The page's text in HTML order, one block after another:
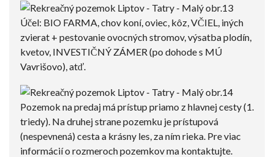
Účel: BIO FARMA, chov koní, oviec, kôz, VČIEL, iných
zvierat + pestovanie ovocných stromov, výsatba plodín,
kvetov, INVESTIČNÝ ZÁMER (po dohode s MÚ
Vavrišovo), atď.
Pozemok na predaj má prístup priamo z hlavnej cesty (1.
triedy). Na druhej strane pozemku je prístupová
(nespevnená) cesta a krásny les, za ním rieka. Pre viac
informácií o rozmeroch pozemkov ma kontaktujte.